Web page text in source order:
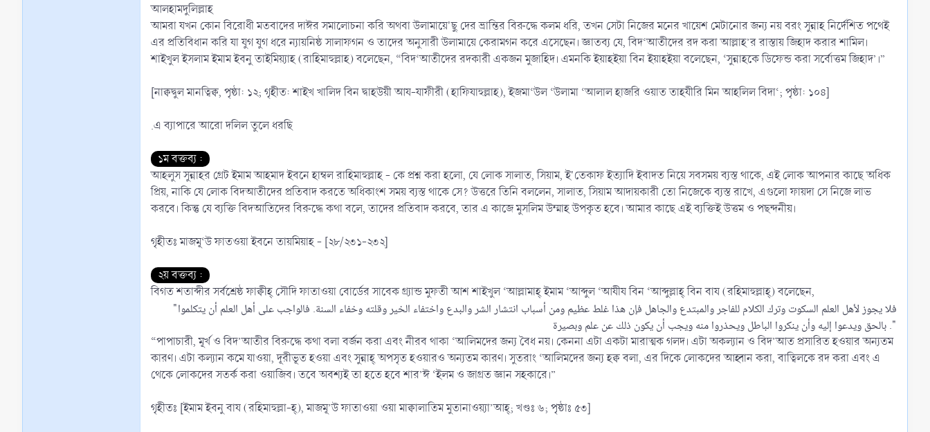
আলহামদুলিল্লাহ
আমরা যখন কোন বিরোধী মতবাদের দাঈর সমালোচনা করি অথবা উলামায়ে'ছু দের ভ্রান্তির বিরুদ্ধে কলম ধরি, তখন সেটা নিজের মনের খায়েশ মেটানোর জন্য নয় বরং সুন্নাহ নির্দেশিত পথেই
এর প্রতিবিধান করি যা যুগ যুগ ধরে ন্যায়নিষ্ঠ সালাফগন ও তাদের অনুসারী উলামায়ে কেরামগন করে এসেছেন। জ্ঞাতব্য যে, বিদ‘আতীদের রদ করা আল্লাহ’র রাস্তায় জিহাদ করার শামিল।
শাইখুল ইসলাম ইমাম ইবনু তাইমিয়্যাহ (রাহিমাহুল্লাহ) বলেছেন, “বিদ‘আতীদের রদকারী একজন মুজাহিদ। এমনকি ইয়াহইয়া বিন ইয়াহইয়া বলেছেন, ‘সুন্নাহকে ডিফেন্ড করা সর্বোত্তম জিহাদ’।”
[নাক্বদ্বুল মানত্বিক্ব, পৃষ্ঠা: ১২; গৃহীত: শাইখ খালিদ বিন দ্বাহউয়ী আয-যাফীরী (হাফিযাহুল্লাহ), ইজমা‘উল ‘উলামা ‘আলাল হাজরি ওয়াত তাহযীরি মিন আহলিল বিদা‘; পৃষ্ঠা: ১০৪]
.এ ব্যাপারে আরো দলিল তুলে ধরছি
১ম বক্তব্য :
আহলুস সুন্নাহর গ্রেট ইমাম আহমাদ ইবনে হাম্বল রাহিমাহুল্লাহ - কে প্রশ্ন করা হলো, যে লোক সালাত, সিয়াম, ই'তেকাফ ইত্যাদি ইবাদত নিয়ে সবসময় ব্যস্ত থাকে, এই লোক আপনার কাছে অধিক
প্রিয়, নাকি যে লোক বিদআতীদের প্রতিবাদ করতে অধিকাংশ সময় ব্যস্ত থাকে সে? উত্তরে তিনি বললেন, সালাত, সিয়াম আদায়কারী তো নিজেকে ব্যস্ত রাখে, এগুলো ফায়দা সে নিজে লাভ
করবে। কিন্তু যে ব্যক্তি বিদআতিদের বিরুদ্ধে কথা বলে, তাদের প্রতিবাদ করবে, তার এ কাজে মুসলিম উম্মাহ উপকৃত হবে। আমার কাছে এই ব্যক্তিই উত্তম ও পছন্দনীয়।
গৃহীতঃ মাজমূ‘উ ফাতওয়া ইবনে তায়মিয়াহ - [২৮/২৩১-২৩২]
২য় বক্তব্য :
বিগত শতাব্দীর সর্বশ্রেষ্ঠ ফাক্বীহ্ সৌদি ফাতাওয়া বোর্ডের সাবেক গ্র্যান্ড মুফতী আশ শাইখুল ‘আল্লামাহ্ ইমাম ‘আব্দুল ‘আযীয বিন ‘আব্দুল্লাহ্ বিন বায (রহিমাহুল্লাহ্) বলেছেন,
"ﻓﻼ ﻳﺠﻮﺯ ﻷﻫﻞ ﺍﻟﻌﻠﻢ ﺍﻟﺴﻜﻮﺕ ﻭﺗﺮﻙ ﺍﻟﻜﻼﻡ ﻟﻠﻔﺎﺟﺮ ﻭﺍﻟﻤﺒﺘﺪﻉ ﻭﺍﻟﺠﺎﻫﻞ ﻓﺈﻥ ﻫﺬﺍ ﻏﻠﻂ ﻋﻈﻴﻢ ﻭﻣﻦ ﺃﺳﺒﺎﺏ ﺍﻧﺘﺸﺎﺭ ﺍﻟﺸﺮ ﻭﺍﻟﺒﺪﻉ ﻭﺍﺧﺘﻔﺎﺀ ﺍﻟﺨﻴﺮ ﻭﻗﻠﺘﻪ ﻭﺧﻔﺎﺀ ﺍﻟﺴﻨﺔ. ﻓﺎﻟﻮﺍﺟﺐ ﻋﻠﻰ ﺃﻫﻞ ﺍﻟﻌﻠﻢ ﺃﻥ ﻳﺘﻜﻠﻤﻮﺍ
ﺑﺎﻟﺤﻖ ﻭﻳﺪﻋﻮﺍ ﺇﻟﻴﻪ ﻭﺃﻥ ﻳﻨﻜﺮﻭﺍ ﺍﻟﺒﺎﻃﻞ ﻭﻳﺤﺬﺭﻭﺍ ﻣﻨﻪ ﻭﻳﺠﺐ ﺃﻥ ﻳﻜﻮﻥ ﺫﻟﻚ ﻋﻦ ﻋﻠﻢ ﻭﺑﺼﻴﺮﺓ ."​
“পাপাচারী, মূর্খ ও বিদ’আতীর বিরুদ্ধে কথা বলা বর্জন করা এবং নীরব থাকা ‘আলিমদের জন্য বৈধ নয়। কেননা এটা একটা মারাত্মক গলদ। এটা অকল্যান ও বিদ’আত প্রসারিত হওয়ার অন্যতম
কারণ। এটা কল্যান কমে যাওয়া, দূরীভূত হওয়া এবং সুন্নাহ্ অপসৃত হওয়ারও অন্যতম কারণ। সুতরাং ‘আলিমদের জন্য হক্ব বলা, এর দিকে লোকদের আহ্বান করা, বাত্বিলকে রদ করা এবং এ
থেকে লোকদের সতর্ক করা ওয়াজিব। তবে অবশ্যই তা হতে হবে শার’ঈ ‘ইলম ও জাগ্রত জ্ঞান সহকারে।”
গৃহীতঃ [ইমাম ইবনু বায (রহিমাহুল্লা-হ্), মাজমূ’উ ফাতাওয়া ওয়া মাক্বালাতিম মুতানাওয়্যা’আহ্; খণ্ডঃ ৬; পৃষ্ঠাঃ ৫৩]